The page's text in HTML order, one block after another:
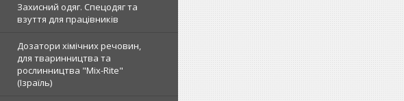
Захисний одяг. Спецодяг та
взуття для працівників
Дозатори хімічних речовин,
для тваринництва та
рослинництва "Mix-Rite"
(Ізраїль)